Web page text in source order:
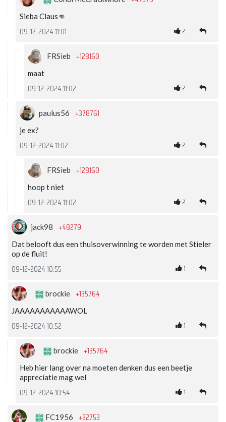
Sieba Claus👊
09-12-2024 11:01 2
FRSieb +128160
maat
09-12-2024 11:02 2
paulus56 +378761
je ex?
09-12-2024 11:02 2
FRSieb +128160
hoop t niet
09-12-2024 11:02 2
jack98 +48279
Dat belooft dus een thuisoverwinning te worden met Stieler
op de fluit!
09-12-2024 10:55 1
brockie +135764
JAAAAAAAAAAAWOL
09-12-2024 10:52 1
brockie +135764
Heb hier lang over na moeten denken dus een beetje
appreciatie mag wel
09-12-2024 10:54 1
FC1956 +32753